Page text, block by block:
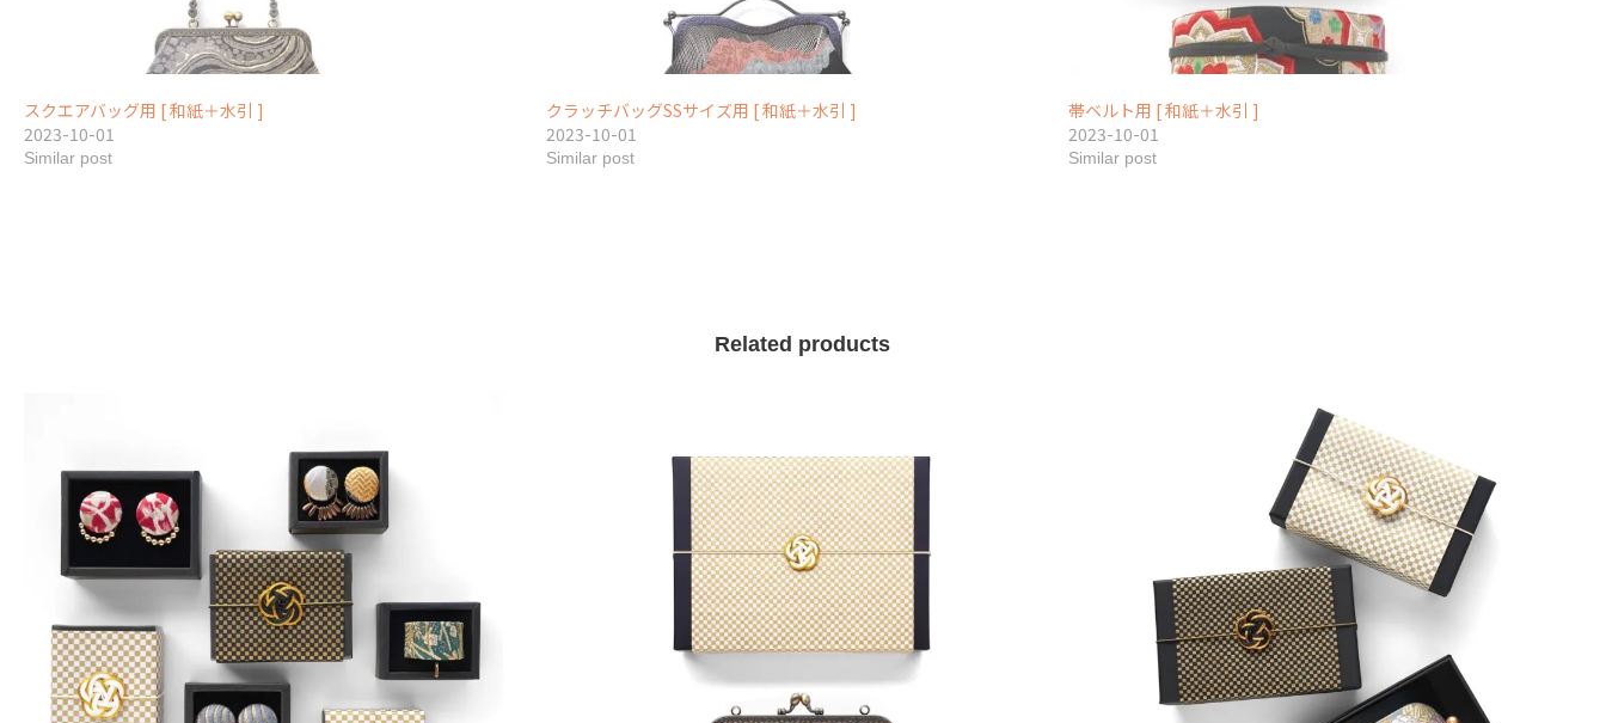
スクエアバッグ用 [ 和紙＋水引 ]
2023-10-01
Similar post
クラッチバッグSSサイズ用 [ 和紙＋水引 ]
2023-10-01
Similar post
帯ベルト用 [ 和紙＋水引 ]
2023-10-01
Similar post
Related products